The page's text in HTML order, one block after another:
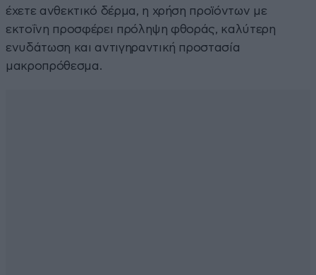
έχετε ανθεκτικό δέρμα, η χρήση προϊόντων με
εκτοΐνη προσφέρει πρόληψη φθοράς, καλύτερη
ενυδάτωση και αντιγηραντική προστασία
μακροπρόθεσμα.